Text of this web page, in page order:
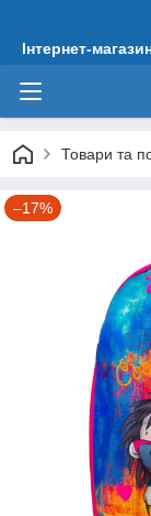
Інтернет-
Товари та
–17%